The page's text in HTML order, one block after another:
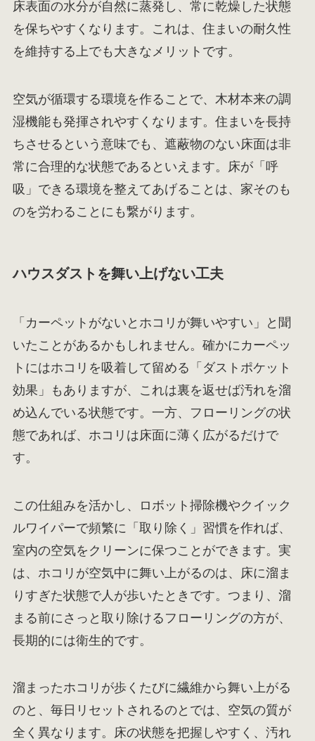
床表面の水分が自然に蒸発し、常に乾燥した状態
を保ちやすくなります。これは、住まいの耐久性
を維持する上でも大きなメリットです。
空気が循環する環境を作ることで、木材本来の調
湿機能も発揮されやすくなります。住まいを長持
ちさせるという意味でも、遮蔽物のない床面は非
常に合理的な状態であるといえます。床が「呼
吸」できる環境を整えてあげることは、家そのも
のを労わることにも繋がります。
ハウスダストを舞い上げない工夫
「カーペットがないとホコリが舞いやすい」と聞
いたことがあるかもしれません。確かにカーペッ
トにはホコリを吸着して留める「ダストポケット
効果」もありますが、これは裏を返せば汚れを溜
め込んでいる状態です。一方、フローリングの状
態であれば、ホコリは床面に薄く広がるだけで
す。
この仕組みを活かし、ロボット掃除機やクイック
ルワイパーで頻繁に「取り除く」習慣を作れば、
室内の空気をクリーンに保つことができます。実
は、ホコリが空気中に舞い上がるのは、床に溜ま
りすぎた状態で人が歩いたときです。つまり、溜
まる前にさっと取り除けるフローリングの方が、
長期的には衛生的です。
溜まったホコリが歩くたびに繊維から舞い上がる
のと、毎日リセットされるのとでは、空気の質が
全く異なります。床の状態を把握しやすく、汚れ